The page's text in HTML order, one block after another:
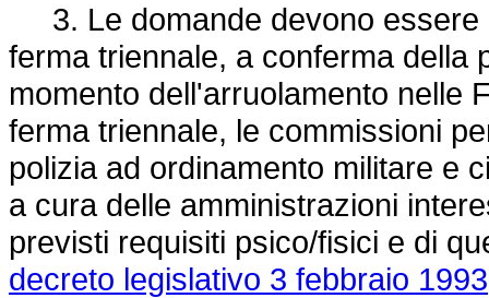
3. Le domande devono essere
ferma triennale, a conferma della
momento dell'arruolamento nelle
ferma triennale, le commissioni
polizia ad ordinamento militare e
a cura delle amministrazioni
previsti requisiti psico/fisici e di
decreto legislativo 3 febbraio